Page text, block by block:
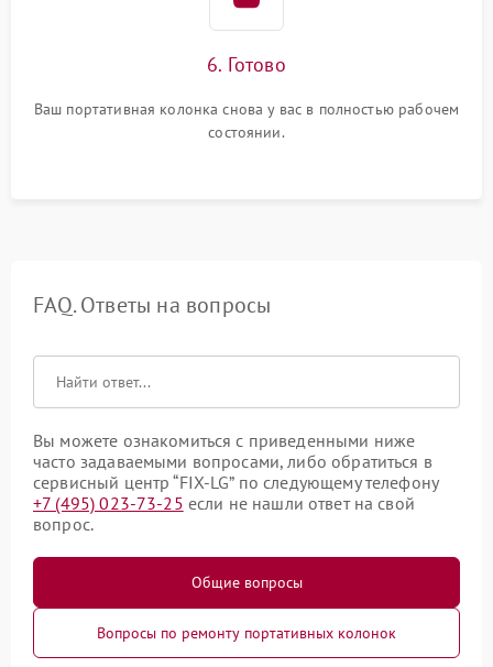
6. Готово
Ваш портативная колонка снова у вас в полностью рабочем
состоянии.
FAQ. Ответы на вопросы
Вы можете ознакомиться с приведенными ниже
часто задаваемыми вопросами, либо обратиться в
сервисный центр “FIX-LG” по следующему телефону
+7 (495) 023-73-25 если не нашли ответ на свой
вопрос.
Общие вопросы
Вопросы по ремонту портативных колонок